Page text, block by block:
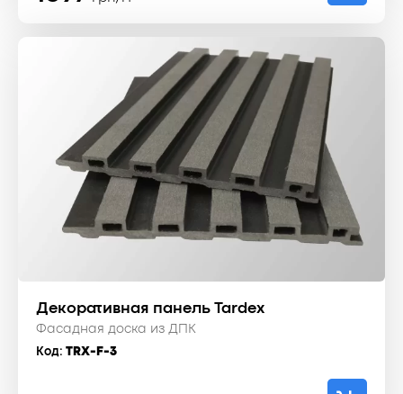
Декоративная панель Tardex
Фасадная доска из ДПК
Код: TRX-F-3